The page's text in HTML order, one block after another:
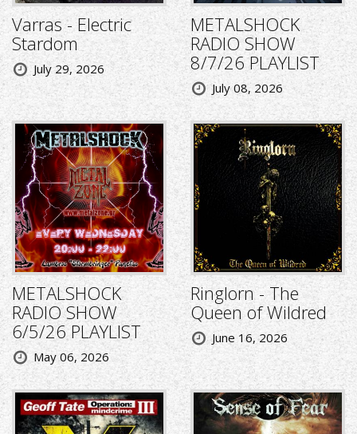
Varras - Electric
Stardom
July 29, 2026
METALSHOCK
RADIO SHOW
8/7/26 PLAYLIST
July 08, 2026
METALSHOCK
RADIO SHOW
6/5/26 PLAYLIST
May 06, 2026
Ringlorn - The
Queen of Wildred
June 16, 2026